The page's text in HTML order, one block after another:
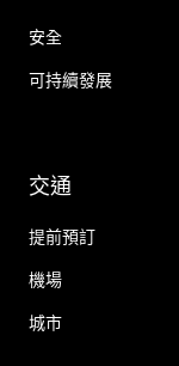
安全
可持續發展
交通
提前預訂
機場
城市